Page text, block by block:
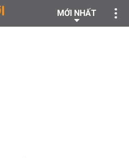
MỚI NHẤT